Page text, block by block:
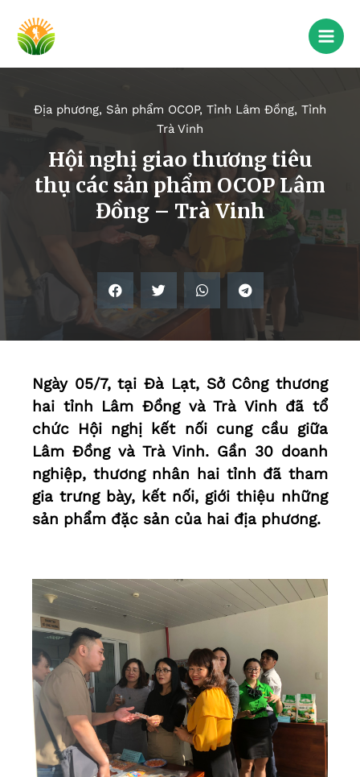
Địa phương, Sản phẩm OCOP, Tỉnh Lâm Đồng, Tỉnh
Trà Vinh
Hội nghị giao thương tiêu
thụ các sản phẩm OCOP Lâm
Đồng – Trà Vinh
Ngày 05/7, tại Đà Lạt, Sở Công thương
hai tỉnh Lâm Đồng và Trà Vinh đã tổ
chức Hội nghị kết nối cung cầu giữa
Lâm Đồng và Trà Vinh. Gần 30 doanh
nghiệp, thương nhân hai tỉnh đã tham
gia trưng bày, kết nối, giới thiệu những
sản phẩm đặc sản của hai địa phương.